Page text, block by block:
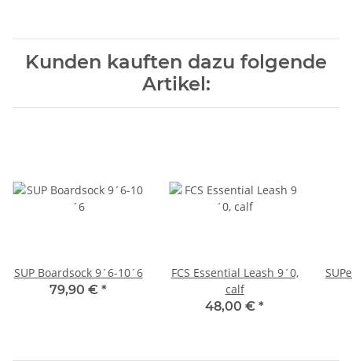
Kunden kauften dazu folgende
Artikel:
SUP Boardsock 9´6-10´6
79,90 € *
FCS Essential Leash 9´0,
calf
48,00 € *